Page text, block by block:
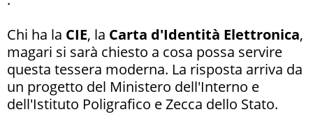
Chi ha la CIE, la Carta d'Identità Elettronica,
magari si sarà chiesto a cosa possa servire
questa tessera moderna. La risposta arriva da
un progetto del Ministero dell'Interno e
dell'Istituto Poligrafico e Zecca dello Stato.